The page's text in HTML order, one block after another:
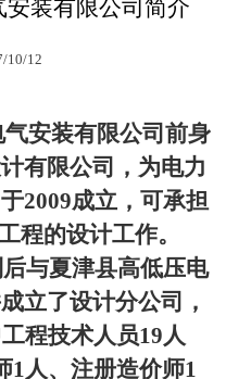
装有限公司简介
10/12
安装有限公司前身
有限公司，为电力
2009成立，可承担
程的设计工作。
与夏津县高低压电
立了设计分公司，
程技术人员19人
1人、注册造价师1